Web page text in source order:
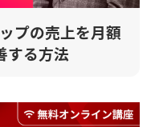
プの売上を月額
する方法